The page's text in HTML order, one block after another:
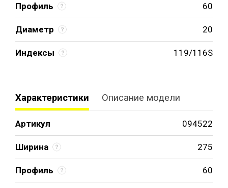
Профиль 60
Диаметр 20
Индексы 119/116S
Характеристики Описание модели
Артикул 094522
Ширина 275
Профиль 60